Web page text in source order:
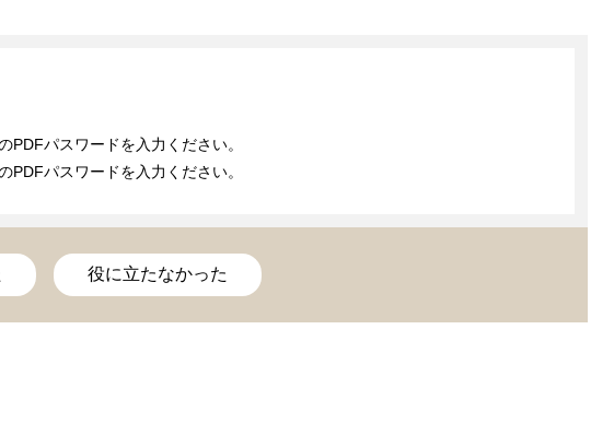
PDFパスワードを入力ください。
PDFパスワードを入力ください。
役に立たなかった